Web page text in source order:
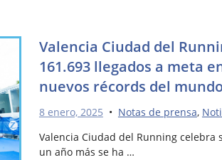
Valencia Ciudad del
161.693 llegados a meta
nuevos récords del
8 enero, 2025 • Notas de prensa,
Valencia Ciudad del Running celebra
un año más se ha …